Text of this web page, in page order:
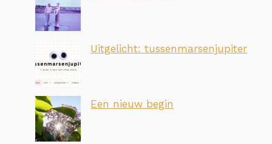
Uitgelicht: tussenmarsenjupiter
Een nieuw begin